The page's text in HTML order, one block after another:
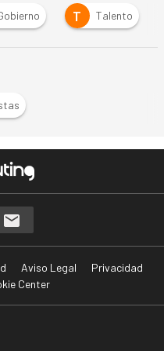
T Talento
Aviso Legal
Privacidad
Center